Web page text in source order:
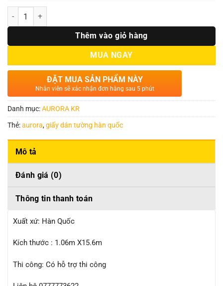
Số lượng
Thêm vào giỏ hàng
MUA NGAY
ĐẶT MUA SẢN PHẨM NÀY
Nhân viên sẽ xác nhận đơn hàng sau 5 phút
Danh mục:AURORA KR
Thẻ:aurora,giấy dán tường hàn quốc
Mô tả
Đánh giá (0)
Thông tin thanh toán
Xuất xứ: Hàn Quốc
Kích thước : 1.06m X15.6m
Thi công: Có hỗ trợ thi công